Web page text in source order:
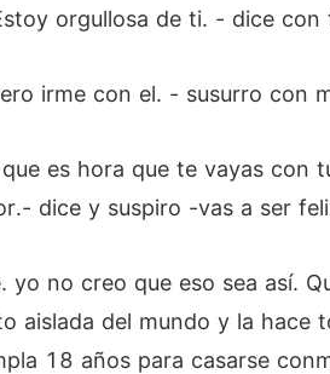
orgullosa de ti. - dice con
irme con el. - susurro con
es hora que te vayas con
dice y suspiro -vas a ser
yo no creo que eso sea así.
aislada del mundo y la hace
18 años para casarse